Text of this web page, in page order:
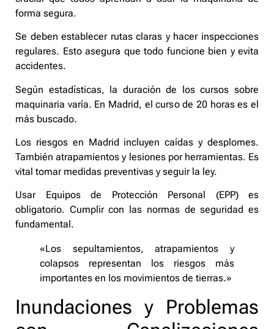
forma segura.
Se deben establecer rutas claras y hacer inspecciones
regulares. Esto asegura que todo funcione bien y evita
accidentes.
Según estadísticas, la duración de los cursos sobre
maquinaria varía. En Madrid, el curso de 20 horas es el
más buscado.
Los riesgos en Madrid incluyen caídas y desplomes.
También atrapamientos y lesiones por herramientas. Es
vital tomar medidas preventivas y seguir la ley.
Usar Equipos de Protección Personal (EPP) es
obligatorio. Cumplir con las normas de seguridad es
fundamental.
«Los sepultamientos, atrapamientos y
colapsos representan los riesgos más
importantes en los movimientos de tierras.»
Inundaciones y Problemas